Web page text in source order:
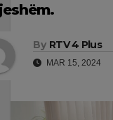
By RTV 4 Plus
MAR 15, 2024